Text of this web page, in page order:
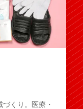
くり。医療・